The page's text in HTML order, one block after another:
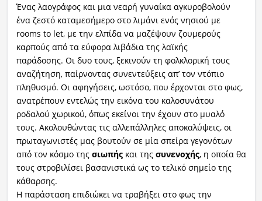
Ένας λαογράφος και μια νεαρή γυναίκα αγκυροβολούν
ένα ζεστό καταμεσήμερο στο λιμάνι ενός νησιού με
rooms to let, με την ελπίδα να μαζέψουν ζουμερούς
καρπούς από τα εύφορα λιβάδια της λαϊκής
παράδοσης. Οι δυο τους, ξεκινούν τη φολκλορική τους
αναζήτηση, παίρνοντας συνεντεύξεις απ’ τον ντόπιο
πληθυσμό. Οι αφηγήσεις, ωστόσο, που έρχονται στο φως,
ανατρέπουν εντελώς την εικόνα του καλοσυνάτου
ροδαλού χωρικού, όπως εκείνοι την έχουν στο μυαλό
τους. Ακολουθώντας τις αλλεπάλληλες αποκαλύψεις, οι
πρωταγωνιστές μας βουτούν σε μία σπείρα γεγονότων
από τον κόσμο της σιωπήςκαι της συνενοχής, η οποία θα
τους στροβιλίσει βασανιστικά ως το τελικό σημείο της
κάθαρσης.
Η παράσταση επιδιώκει να τραβήξει στο φως την